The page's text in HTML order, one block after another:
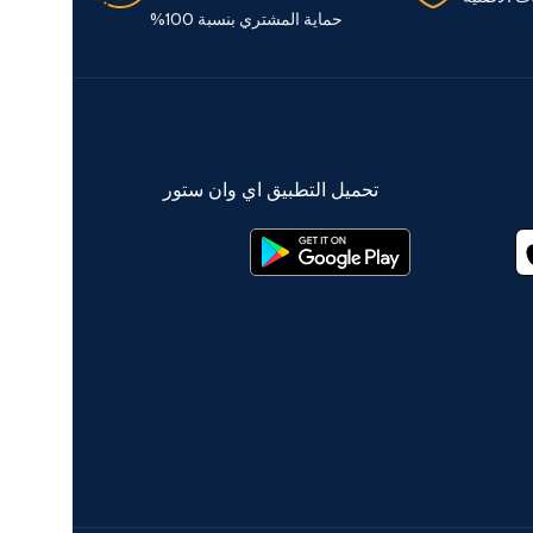
حماية المشتري بنسبة 100%
تحميل التطبيق اي وان ستور